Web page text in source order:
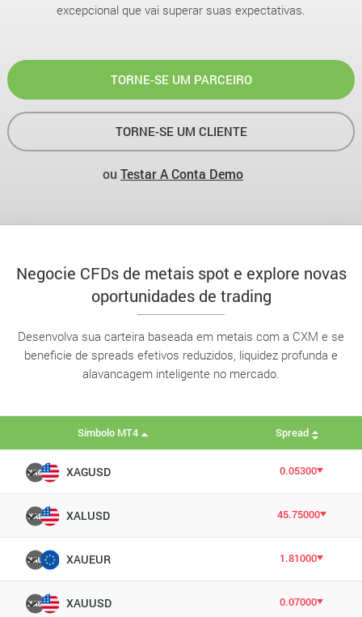
excepcional que vai superar suas expectativas.
TORNE-SE UM PARCEIRO
TORNE-SE UM CLIENTE
ou Testar A Conta Demo
Negocie CFDs de metais spot e explore novas
oportunidades de trading
Desenvolva sua carteira baseada em metais com a CXM e se
beneficie de spreads efetivos reduzidos, liquidez profunda e
alavancagem inteligente no mercado.
Símbolo MT4 Spread
XAGUSD 0.05300
XALUSD 45.75000
XAUEUR 1.81000
XAUUSD 0.07000